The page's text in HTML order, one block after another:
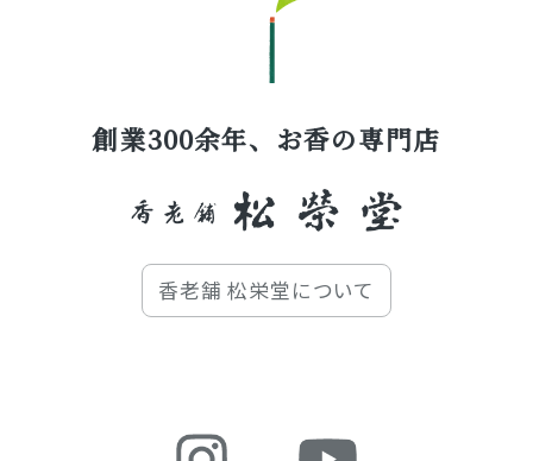
創業300余年、お香の専門店
香老舗 松栄堂について